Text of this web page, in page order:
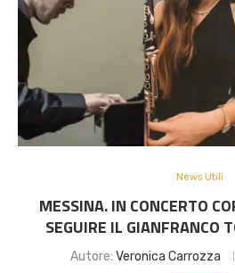
News Utili
MESSINA. IN CONCERTO
SEGUIRE IL GIANFRANCO
Autore: Veronica Carrozza